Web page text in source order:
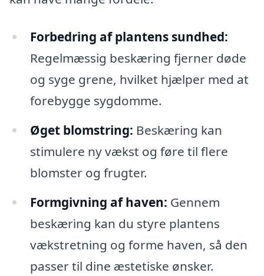
Forbedring af plantens sundhed:
Regelmæssig beskæring fjerner døde
og syge grene, hvilket hjælper med at
forebygge sygdomme.
Øget blomstring: Beskæring kan
stimulere ny vækst og føre til flere
blomster og frugter.
Formgivning af haven: Gennem
beskæring kan du styre plantens
vækstretning og forme haven, så den
passer til dine æstetiske ønsker.